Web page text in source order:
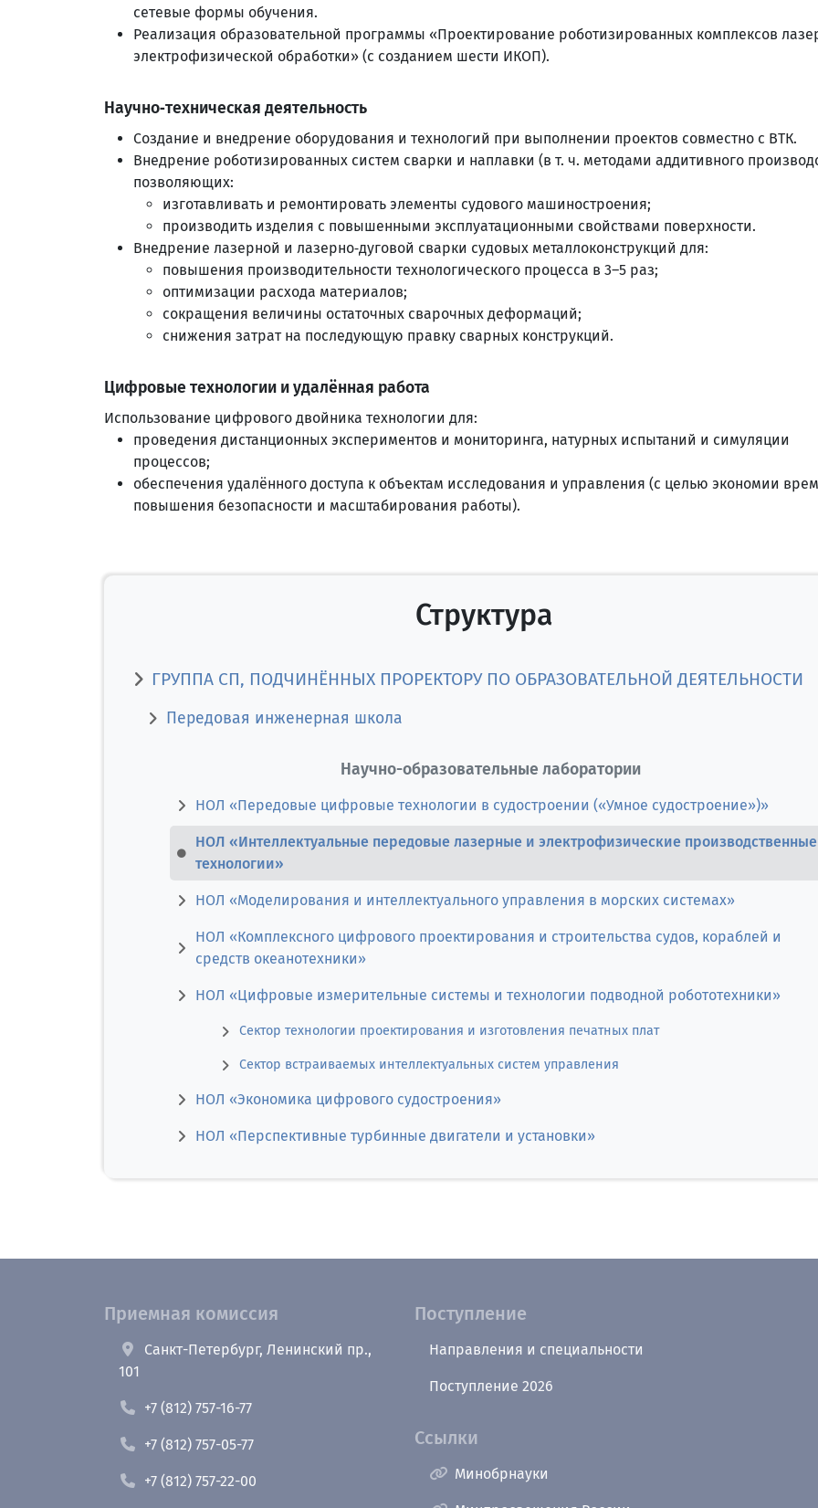
сетевые формы обучения.
Реализация образовательной программы «Проектирование роботизированных комплексов
электрофизической обработки» (с созданием шести ИКОП).
Научно‑техническая деятельность
Создание и внедрение оборудования и технологий при выполнении проектов совместно с ВТК.
Внедрение роботизированных систем сварки и наплавки (в т. ч. методами аддитивного
позволяющих:
изготавливать и ремонтировать элементы судового машиностроения;
производить изделия с повышенными эксплуатационными свойствами поверхности.
Внедрение лазерной и лазерно‑дуговой сварки судовых металлоконструкций для:
повышения производительности технологического процесса в 3–5 раз;
оптимизации расхода материалов;
сокращения величины остаточных сварочных деформаций;
снижения затрат на последующую правку сварных конструкций.
Цифровые технологии и удалённая работа
Использование цифрового двойника технологии для:
проведения дистанционных экспериментов и мониторинга, натурных испытаний и симуляции
процессов;
обеспечения удалённого доступа к объектам исследования и управления (с целью экономии
повышения безопасности и масштабирования работы).
Структура
ГРУППА СП, ПОДЧИНЁННЫХ ПРОРЕКТОРУ ПО ОБРАЗОВАТЕЛЬНОЙ ДЕЯТЕЛЬНОСТИ
Передовая инженерная школа
Научно-образовательные лаборатории
НОЛ «Передовые цифровые технологии в судостроении («Умное судостроение»)»
НОЛ «Интеллектуальные передовые лазерные и электрофизические производственные
технологии»
НОЛ «Моделирования и интеллектуального управления в морских системах»
НОЛ «Комплексного цифрового проектирования и строительства судов, кораблей и
средств океанотехники»
НОЛ «Цифровые измерительные системы и технологии подводной робототехники»
Сектор технологии проектирования и изготовления печатных плат
Сектор встраиваемых интеллектуальных систем управления
НОЛ «Экономика цифрового судостроения»
НОЛ «Перспективные турбинные двигатели и установки»
Приемная комиссия
Санкт-Петербург, Ленинский пр.,
101
+7 (812) 757-16-77
+7 (812) 757-05-77
+7 (812) 757-22-00
Поступление
Направления и специальности
Поступление 2026
Ссылки
Минобрнауки